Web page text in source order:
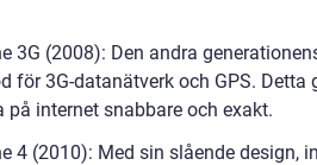
3G (2008): Den andra
för 3G-datanätverk och GPS.
på internet snabbare och exakt.
4 (2010): Med sin slående design,